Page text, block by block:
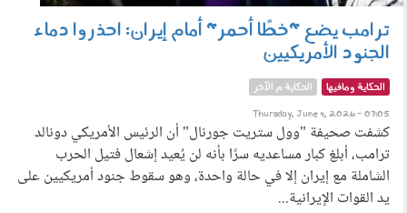
ترامب يضع "خطًا أحمر" أمام إيران: احذروا دماء
الجنود الأمريكيين
الحكاية ومافيها الحكاية م الآخر
Thursday, June 4, 2026 - 07:05
كشفت صحيفة "وول ستريت جورنال" أن الرئيس الأمريكي دونالد
ترامب، أبلغ كبار مساعديه سرًا بأنه لن يُعيد إشعال فتيل الحرب
الشاملة مع إيران إلا في حالة واحدة، وهو سقوط جنود أمريكيين على
يد القوات الإيرانية...